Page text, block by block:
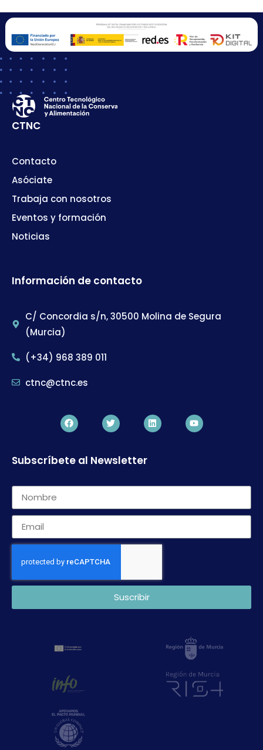
CTNC
Contacto
Asóciate
Trabaja con nosotros
Eventos y formación
Noticias
Información de contacto
C/ Concordia s/n, 30500 Molina de Segura
(Murcia)
(+34) 968 389 011
ctnc@ctnc.es
Subscríbete al Newsletter
Suscribir